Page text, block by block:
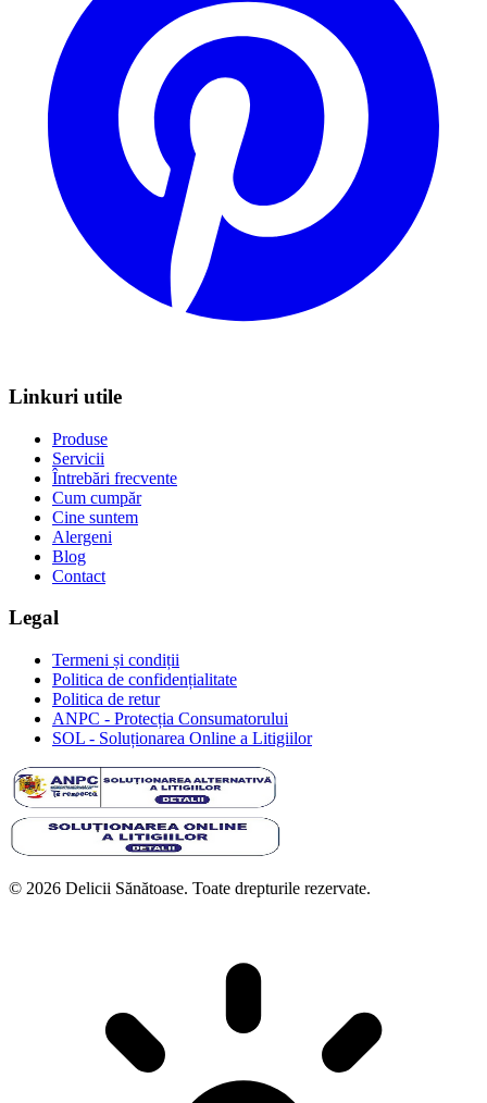
Linkuri utile
Produse
Servicii
Întrebări frecvente
Cum cumpăr
Cine suntem
Alergeni
Blog
Contact
Legal
Termeni și condiții
Politica de confidențialitate
Politica de retur
ANPC - Protecția Consumatorului
SOL - Soluționarea Online a Litigiilor
© 2026 Delicii Sănătoase. Toate drepturile rezervate.